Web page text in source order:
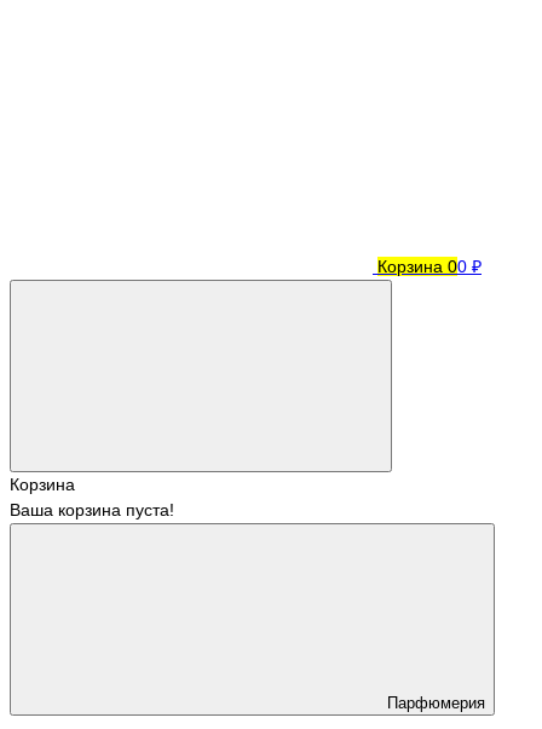
Корзина 00 ₽
Корзина
Ваша корзина пуста!
Парфюмерия